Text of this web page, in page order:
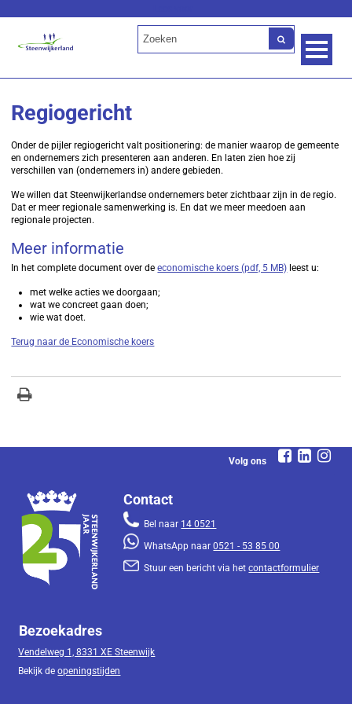
Regiogericht
Onder de pijler regiogericht valt positionering: de manier waarop de gemeente
en ondernemers zich presenteren aan anderen. En laten zien hoe zij
verschillen van (ondernemers in) andere gebieden.
We willen dat Steenwijkerlandse ondernemers beter zichtbaar zijn in de regio.
Dat er meer regionale samenwerking is. En dat we meer meedoen aan
regionale projecten.
Meer informatie
In het complete document over deeconomische koers (pdf, 5 MB) leest u:
met welke acties we doorgaan;
wat we concreet gaan doen;
wie wat doet.
Terug naar de Economische koers
Volg ons
Contact
Bel naar 14 0521
WhatsApp naar0521 - 53 85 00
Stuur een bericht via hetcontactformulier
Bezoekadres
Vendelweg 1, 8331 XE Steenwijk
Bekijk deopeningstijden